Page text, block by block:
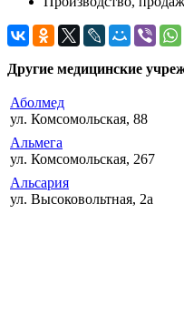
Другие медицинские
Аболмед
ул. Комсомольская, 88
Альмега
ул. Комсомольская, 267
Альсария
ул. Высоковольтная, 2а